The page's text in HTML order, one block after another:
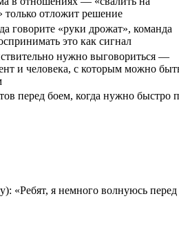
только отложит решение
говорите «руки дрожат», команда
это как сигнал
нужно выговориться —
и человека, с которым можно
перед боем, когда нужно быстро
«Ребят, я немного волнуюсь